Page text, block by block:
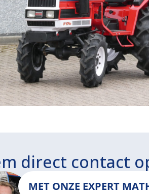
direct contact
MET ONZE EXPERT